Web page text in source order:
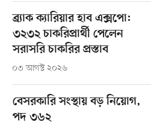
ব্র্যাক ক্যারিয়ার হাব এক্সপো:
৩২৩২ চাকরিপ্রার্থী পেলেন
সরাসরি চাকরির প্রস্তাব
০৩ আগস্ট ২০২৬
বেসরকারি সংস্থায় বড় নিয়োগ,
পদ ৩৬২